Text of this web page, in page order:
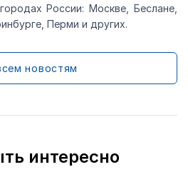
России: Москве, Беслане,
Перми и других.
новостям
интересно